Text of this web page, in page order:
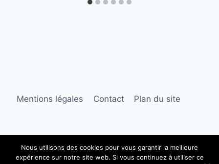
Mentions légales Contact Plan du site
Nous utilisons des cookies pour vous garantir la meilleure
expérience sur notre site web. Si vous continuez à utiliser ce